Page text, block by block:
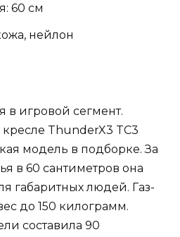
60 см
нейлон
в игровой сегмент.
ThunderX3 TC3
модель в подборке. За
в 60 сантиметров она
габаритных людей. Газ-
до 150 килограмм.
составила 90